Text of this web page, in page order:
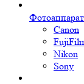
Canon
Nikon
Sony